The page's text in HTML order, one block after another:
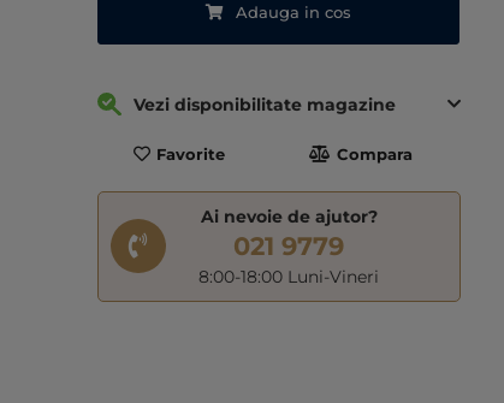
Adauga in cos
Vezi disponibilitate magazine
Favorite Compara
Ai nevoie de ajutor?
021 9779
8:00-18:00 Luni-Vineri